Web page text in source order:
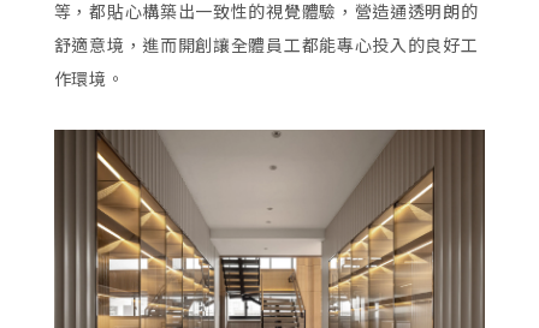
等，都貼心構築出一致性的視覺體驗，營造通透明朗的
舒適意境，進而開創讓全體員工都能專心投入的良好工
作環境。